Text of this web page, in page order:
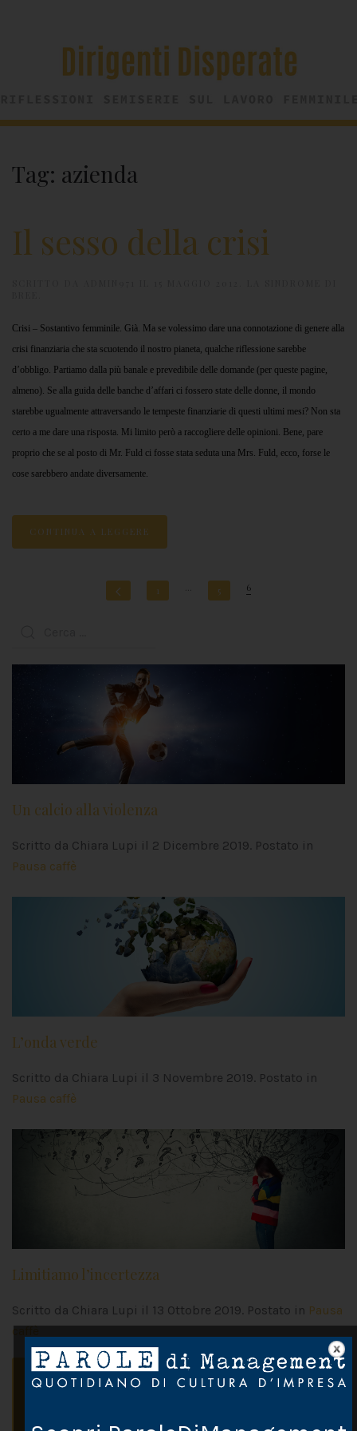
Tag: azienda
Il sesso della crisi
Crisi – Sostantivo femminile. Già. Ma se volessimo dare una connotazione di genere alla
crisi finanziaria che sta scuotendo il nostro pianeta, qualche riflessione sarebbe
d’obbligo. Partiamo dalla più banale e prevedibile delle domande (per queste pagine,
almeno). Se alla guida delle banche d’affari ci fossero state delle donne, il mondo
starebbe ugualmente attraversando le tempeste finanziarie di questi ultimi mesi? Non sta
certo a me dare una risposta. Mi limito però a raccogliere delle opinioni. Bene, pare
proprio che se al posto di Mr. Fuld ci fosse stata seduta una Mrs. Fuld, ecco, forse le
cose sarebbero andate diversamente.
CONTINUA A LEGGERE
1 5 6
Un calcio alla violenza
Scritto da Chiara Lupi il 2 Dicembre 2019. Postato in
Pausa caffè
L’onda verde
Scritto da Chiara Lupi il 3 Novembre 2019. Postato in
Pausa caffè
Limitiamo l’incertezza
Scritto da Chiara Lupi il 13 Ottobre 2019. Postato in Pausa
caffè